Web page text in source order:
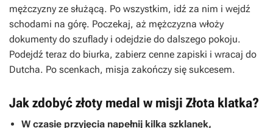
mężczyzny ze służącą. Po wszystkim, idź za nim i wejdź
schodami na górę. Poczekaj, aż mężczyzna włoży
dokumenty do szuflady i odejdzie do dalszego pokoju.
Podejdź teraz do biurka, zabierz cenne zapiski i wracaj do
Dutcha. Po scenkach, misja zakończy się sukcesem.
Jak zdobyć złoty medal w misji Złota klatka?
W czasie przyjęcia napełnij kilka szklanek,